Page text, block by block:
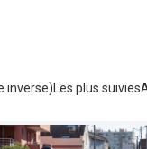
inverse) Les plus suivies